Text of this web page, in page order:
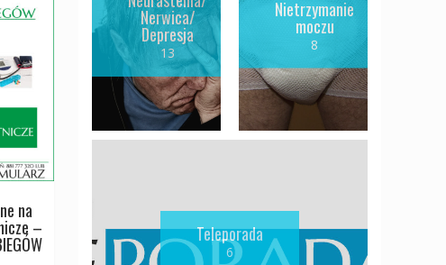
na
–
Nerwica/
Depresja
13
Nietrzymanie
moczu
8
Teleporada
6